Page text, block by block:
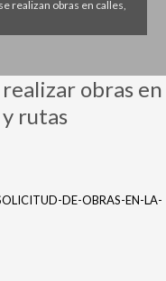
realizan obras en calles,
obras en
rutas
DE-OBRAS-EN-LA-